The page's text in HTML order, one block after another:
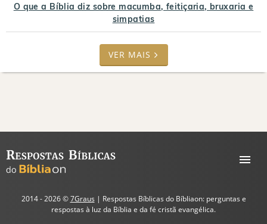
O que a Bíblia diz sobre macumba, feitiçaria, bruxaria e
simpatias
VER MAIS
2014 - 2026 ©7Graus | Respostas Bíblicas do Bíbliaon: perguntas e
respostas à luz da Bíblia e da fé cristã evangélica.